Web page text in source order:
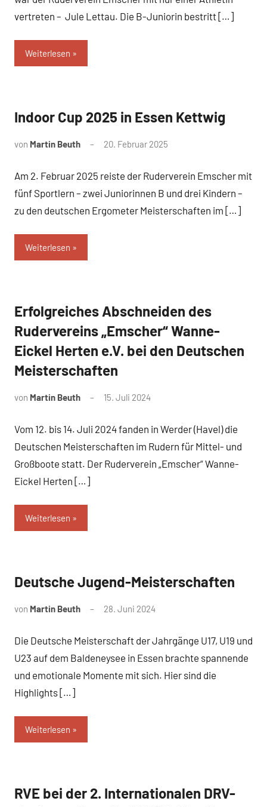
vertreten – Jule Lettau. Die B-Juniorin bestritt […]
Weiterlesen
News
Indoor Cup 2025 in Essen Kettwig
von Martin Beuth 20. Februar 2025
Am 2. Februar 2025 reiste der Ruderverein Emscher mit
fünf Sportlern – zwei Juniorinnen B und drei Kindern –
zu den deutschen Ergometer Meisterschaften im […]
Weiterlesen
News
Erfolgreiches Abschneiden des
Rudervereins „Emscher“ Wanne-
Eickel Herten e.V. bei den Deutschen
Meisterschaften
von Martin Beuth 15. Juli 2024
Vom 12. bis 14. Juli 2024 fanden in Werder (Havel) die
Deutschen Meisterschaften im Rudern für Mittel- und
Großboote statt. Der Ruderverein „Emscher“ Wanne-
Eickel Herten […]
Weiterlesen
News
Deutsche Jugend-Meisterschaften
von Martin Beuth 28. Juni 2024
Die Deutsche Meisterschaft der Jahrgänge U17, U19 und
U23 auf dem Baldeneysee in Essen brachte spannende
und emotionale Momente mit sich. Hier sind die
Highlights […]
Weiterlesen
News
RVE bei der 2. Internationalen DRV-